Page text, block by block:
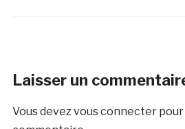
Laisser un
Vous devez vous connecterpour